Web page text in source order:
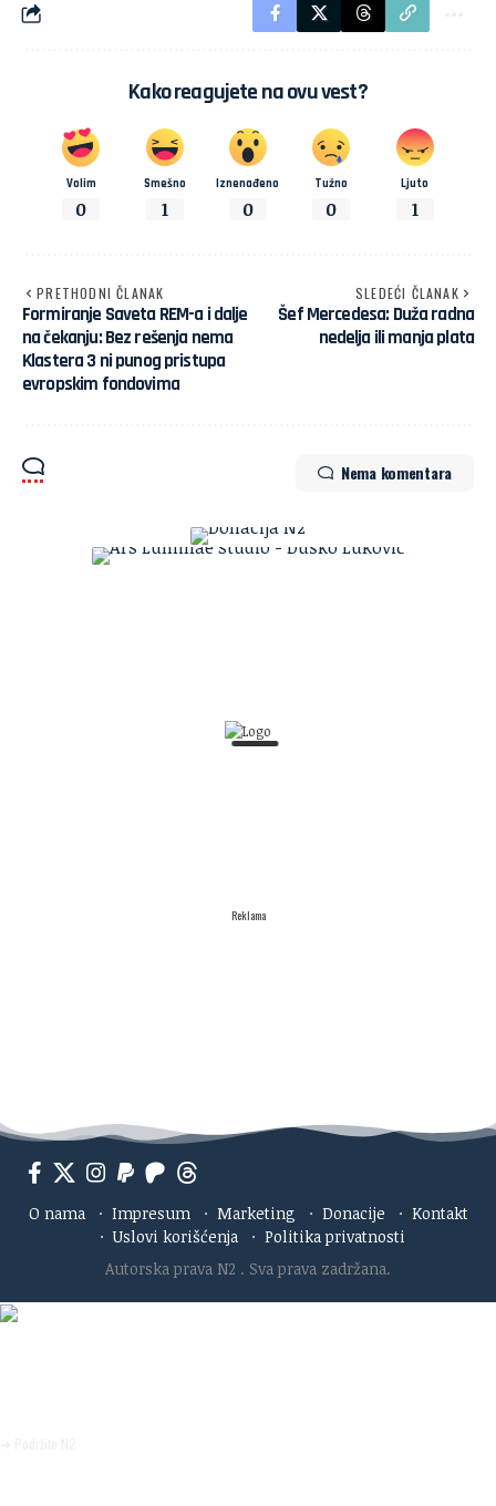
Kako reagujete na ovu vest?
Volim
0
Smešno
1
Iznenađeno
0
Tužno
0
Ljuto
1
PRETHODNI ČLANAK
Formiranje Saveta REM-a i dalje
na čekanju: Bez rešenja nema
Klastera 3 ni punog pristupa
evropskim fondovima
SLEDEĆI ČLANAK
Šef Mercedesa: Duža radna
nedelja ili manja plata
Nema komentara
Reklama
O nama · Impresum · Marketing · Donacije · Kontakt
· Uslovi korišćenja · Politika privatnosti
Autorska prava N2 . Sva prava zadržana.